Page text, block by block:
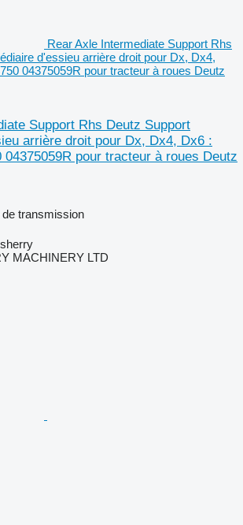
Rear Axle Intermediate Support Rhs
d'essieu arrière droit pour Dx, Dx4,
04375059R pour tracteur à roues Deutz
Support Rhs Deutz Support
arrière droit pour Dx, Dx4, Dx6 :
04375059R pour tracteur à roues Deutz
transmission
MACHINERY LTD